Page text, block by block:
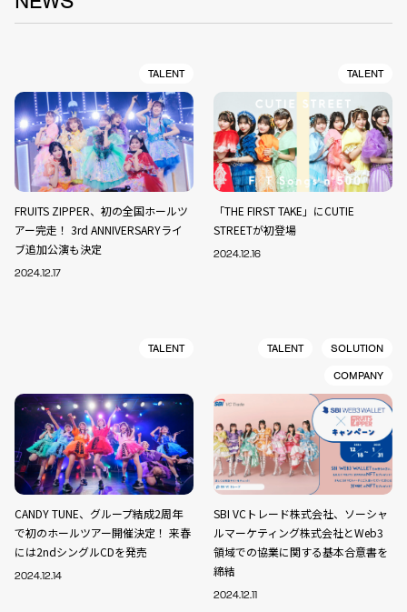
TALENT
FRUITS ZIPPER、初の全国ホールツ
アー完走！ 3rd ANNIVERSARYライ
ブ追加公演も決定
2024.12.17
TALENT
「THE FIRST TAKE」にCUTIE
STREETが初登場
2024.12.16
TALENT
CANDY TUNE、グループ結成2周年
で初のホールツアー開催決定！ 来春
には2ndシングルCDを発売
2024.12.14
TALENT
SOLUTION
COMPANY
SBI VCトレード株式会社、ソーシャ
ルマーケティング株式会社とWeb3
領域での協業に関する基本合意書を
締結
2024.12.11